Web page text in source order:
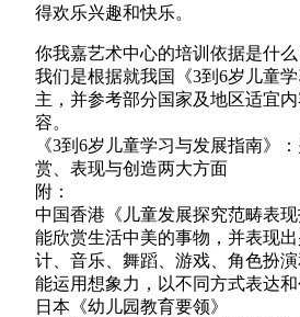
得欢乐兴趣和快乐。
你我嘉艺术中心的培训依据是什么
我们是根据就我国《3到6岁儿童
主，并参考部分国家及地区适宜
容。
《3到6岁儿童学习与发展指南》
赏、表现与创造两大方面
附：
中国香港《儿童发展探究范畴表现
能欣赏生活中美的事物，并表现
计、音乐、舞蹈、游戏、角色扮演
能运用想象力，以不同方式表达和
日本《幼儿园教育要领》